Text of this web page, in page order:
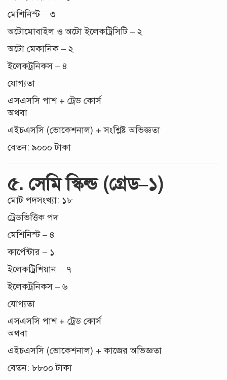
মেশিনিস্ট – ৩
অটোমোবাইল ও অটো ইলেকট্রিসিটি – ২
অটো মেকানিক – ২
ইলেকট্রনিকস – ৪
যোগ্যতা
এসএসসি পাশ + ট্রেড কোর্স
অথবা
এইচএসসি (ভোকেশনাল) + সংশ্লিষ্ট অভিজ্ঞতা
বেতন: ৯০০০ টাকা
৫. সেমি স্কিল্ড (গ্রেড–১)
মোট পদসংখ্যা: ১৮
ট্রেডভিত্তিক পদ
মেশিনিস্ট – ৪
কার্পেন্টার – ১
ইলেকট্রিশিয়ান – ৭
ইলেকট্রনিকস – ৬
যোগ্যতা
এসএসসি পাশ + ট্রেড কোর্স
অথবা
এইচএসসি (ভোকেশনাল) + কাজের অভিজ্ঞতা
বেতন: ৮৮০০ টাকা